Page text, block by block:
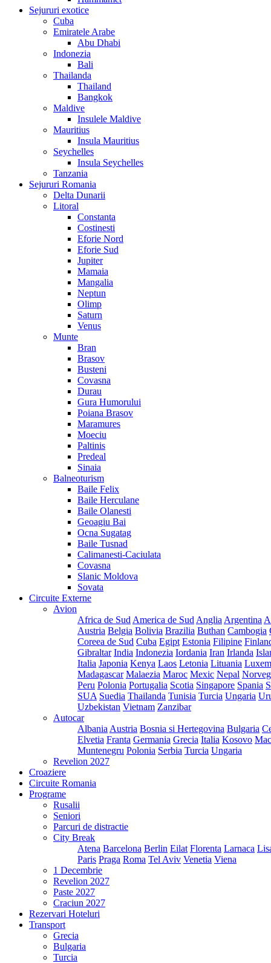
Sejururi exotice
Cuba
Emiratele Arabe
Abu Dhabi
Indonezia
Bali
Thailanda
Thailand
Bangkok
Maldive
Insulele Maldive
Mauritius
Insula Mauritius
Seychelles
Insula Seychelles
Tanzania
Sejururi Romania
Delta Dunarii
Litoral
Constanta
Costinesti
Eforie Nord
Eforie Sud
Jupiter
Mamaia
Mangalia
Neptun
Olimp
Saturn
Venus
Munte
Bran
Brasov
Busteni
Covasna
Durau
Gura Humorului
Poiana Brasov
Maramures
Moeciu
Paltinis
Predeal
Sinaia
Balneoturism
Baile Felix
Baile Herculane
Baile Olanesti
Geoagiu Bai
Ocna Sugatag
Baile Tusnad
Calimanesti-Caciulata
Covasna
Slanic Moldova
Sovata
Circuite Externe
Avion
Africa de Sud America de Sud Anglia Argentina
Austria Belgia Bolivia Brazilia Buthan Cambogia
Coreea de Sud Cuba Egipt Estonia Filipine
Gibraltar India Indonezia Iordania Iran Irlanda
Italia Japonia Kenya Laos Letonia Lituania
Madagascar Malaezia Maroc Mexic Nepal
Peru Polonia Portugalia Scotia Singapore Spania
SUA Suedia Thailanda Tunisia Turcia Ungaria
Uzbekistan Vietnam Zanzibar
Autocar
Albania Austria Bosnia si Hertegovina Bulgaria
Elvetia Franta Germania Grecia Italia Kosovo
Muntenegru Polonia Serbia Turcia Ungaria
Revelion 2027
Croaziere
Circuite Romania
Programe
Rusalii
Seniori
Parcuri de distractie
City Break
Atena Barcelona Berlin Eilat Florenta Larnaca
Paris Praga Roma Tel Aviv Venetia Viena
1 Decembrie
Revelion 2027
Paste 2027
Craciun 2027
Rezervari Hoteluri
Transport
Grecia
Bulgaria
Turcia